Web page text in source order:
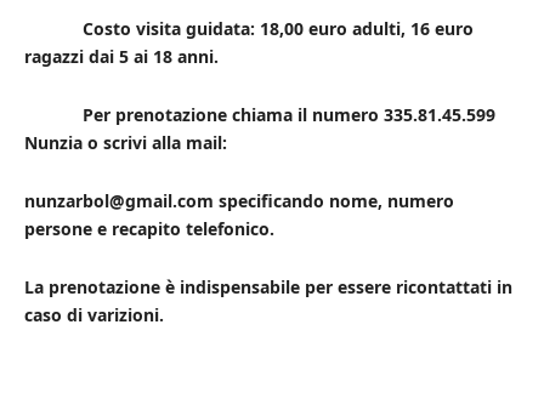
Costo visita guidata: 18,00 euro adulti, 16 euro
ragazzi dai 5 ai 18 anni.
Per prenotazione chiama il numero 335.81.45.599
Nunzia o scrivi alla mail:
nunzarbol@gmail.com specificando nome, numero
persone e recapito telefonico.
La prenotazione è indispensabile per essere ricontattati in
caso di varizioni.